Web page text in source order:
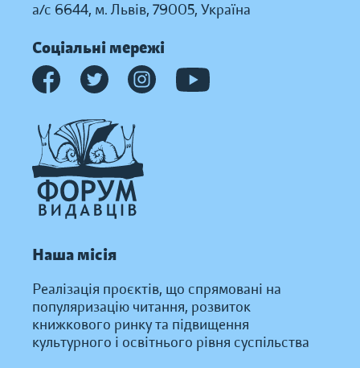
а/с 6644, м. Львів, 79005, Україна
Соціальні мережі
Наша місія
Реалізація проєктів, що спрямовані на
популяризацію читання, розвиток
книжкового ринку та підвищення
культурного і освітнього рівня суспільства